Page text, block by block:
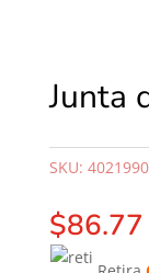
Junta
SKU:
$86.77